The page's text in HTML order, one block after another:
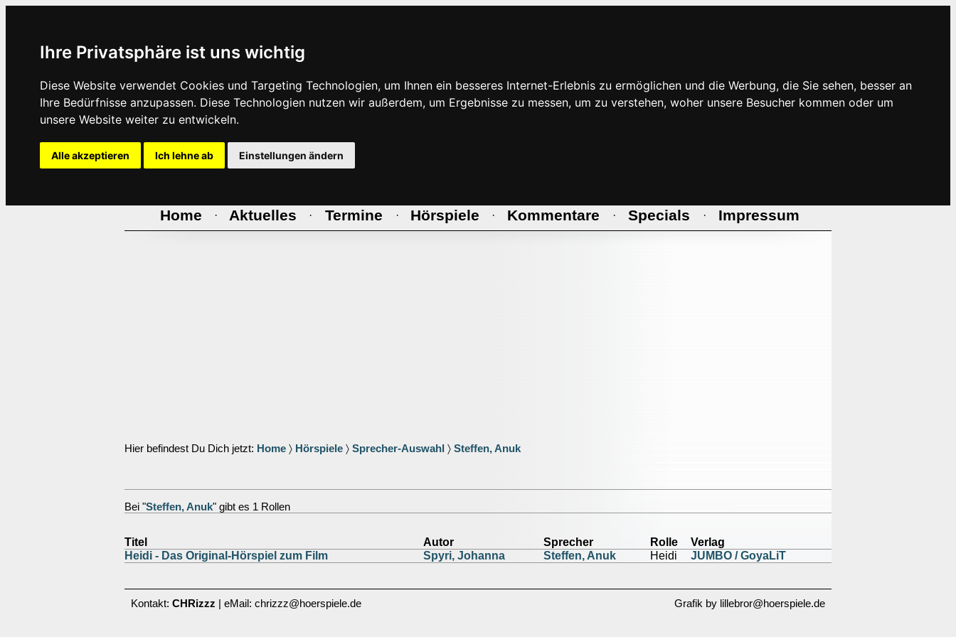
Ihre Privatsphäre ist uns wichtig
Diese Website verwendet Cookies und Targeting Technologien, um Ihnen ein besseres Internet-Erlebnis zu ermöglichen und die Werbung, die Sie sehen, besser an
Ihre Bedürfnisse anzupassen. Diese Technologien nutzen wir außerdem, um Ergebnisse zu messen, um zu verstehen, woher unsere Besucher kommen oder um
unsere Website weiter zu entwickeln.
Alle akzeptieren Ich lehne ab Einstellungen ändern
Home · Aktuelles · Termine · Hörspiele · Kommentare · Specials · Impressum
Hier befindest Du Dich jetzt: Home 〉 Hörspiele 〉 Sprecher-Auswahl 〉 Steffen, Anuk
Bei "Steffen, Anuk" gibt es 1 Rollen
Titel Autor Sprecher Rolle
Verlag
Heidi - Das Original-Hörspiel zum Film
Spyri, Johanna Steffen, Anuk Heidi JUMBO / GoyaLiT
Kontakt: CHRizzz | eMail: chrizzz@hoerspiele.de Grafik by lillebror@hoerspiele.de